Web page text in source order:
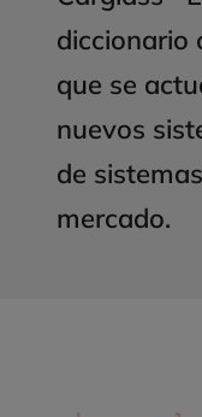
diccionario
que se
nuevos
de
mercado.